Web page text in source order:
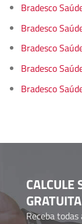
Bradesco
Bradesco
Bradesco
Bradesco
Bradesco
CALCULE
Receba